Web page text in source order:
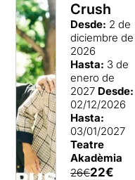
Crush
Desde: 2 de
diciembre de
2026
Hasta: 3 de
enero de
2027 Desde:
02/12/2026
Hasta:
03/01/2027
Teatre
Akadèmia
26€22€